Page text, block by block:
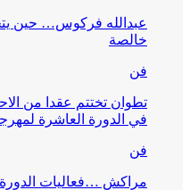
عبدالله فركوس… حين
خالصة
فن
تطوان تختتم عقدا من
في الدورة العاشرة
فن
مراكش …فعاليات الدورة